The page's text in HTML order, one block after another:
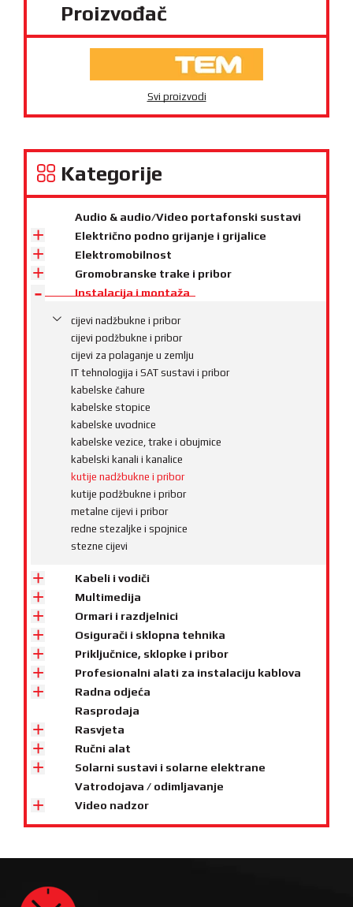
Proizvođač
Svi proizvodi
Kategorije
Audio & audio/Video portafonski sustavi
Električno podno grijanje i grijalice
Elektromobilnost
Gromobranske trake i pribor
Instalacija i montaža
cijevi nadžbukne i pribor
cijevi podžbukne i pribor
cijevi za polaganje u zemlju
IT tehnologija i SAT sustavi i pribor
kabelske čahure
kabelske stopice
kabelske uvodnice
kabelske vezice, trake i obujmice
kabelski kanali i kanalice
kutije nadžbukne i pribor
kutije podžbukne i pribor
metalne cijevi i pribor
redne stezaljke i spojnice
stezne cijevi
Kabeli i vodiči
Multimedija
Ormari i razdjelnici
Osigurači i sklopna tehnika
Priključnice, sklopke i pribor
Profesionalni alati za instalaciju kablova
Radna odjeća
Rasprodaja
Rasvjeta
Ručni alat
Solarni sustavi i solarne elektrane
Vatrodojava / odimljavanje
Video nadzor